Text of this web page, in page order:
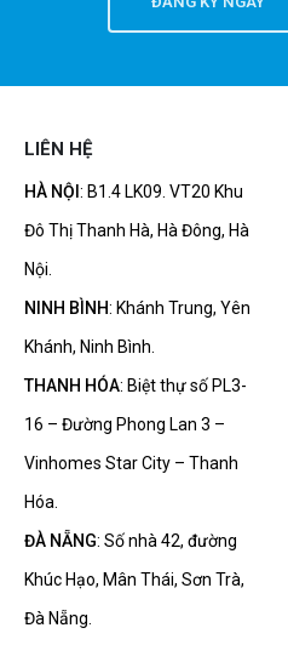
LIÊN HỆ
HÀ NỘI : B1.4 LK09. VT20 Khu
Đô Thị Thanh Hà, Hà Đông, Hà
Nội.
NINH BÌNH: Khánh Trung, Yên
Khánh, Ninh Bình.
THANH HÓA: Biệt thự số PL3-
16 – Đường Phong Lan 3 –
Vinhomes Star City – Thanh
Hóa.
ĐÀ NẴNG: Số nhà 42, đường
Khúc Hạo, Mân Thái, Sơn Trà,
Đà Nẵng.